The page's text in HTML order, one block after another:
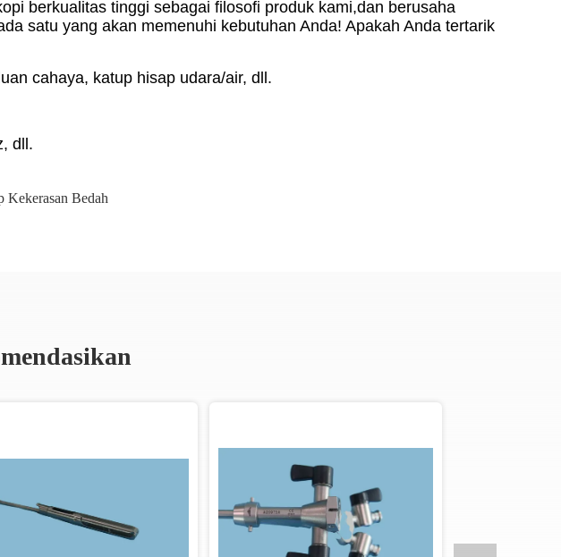
berkualitas tinggi sebagai filosofi produk kami,dan berusaha
satu yang akan memenuhi kebutuhan Anda! Apakah Anda tertarik
cahaya, katup hisap udara/air, dll.
dll.
Kekerasan Bedah